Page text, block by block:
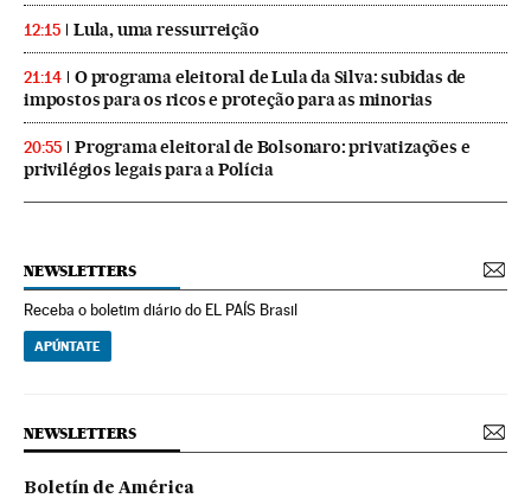
12:15 Lula, uma ressurreição
21:14
O programa eleitoral de Lula da Silva: subidas de
impostos para os ricos e proteção para as minorias
20:55
Programa eleitoral de Bolsonaro: privatizações e
privilégios legais para a Polícia
NEWSLETTERS
Receba o boletim diário do EL PAÍS Brasil
APÚNTATE
NEWSLETTERS
Boletín de América